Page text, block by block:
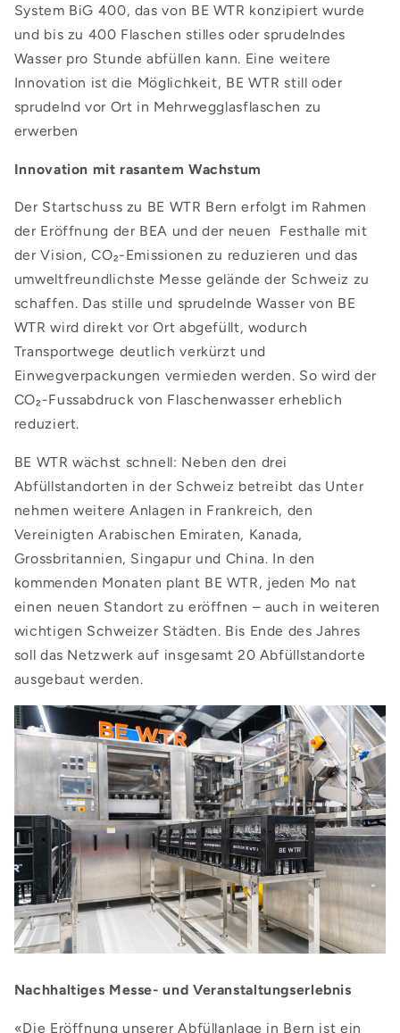
System BiG 400, das von BE WTR konzipiert wurde
und bis zu 400 Flaschen stilles oder sprudelndes
Wasser pro Stunde abfüllen kann. Eine weitere
Innovation ist die Möglichkeit, BE WTR still oder
sprudelnd vor Ort in Mehrwegglasflaschen zu
erwerben
Innovation mit rasantem Wachstum
Der Startschuss zu BE WTR Bern erfolgt im Rahmen
der Eröffnung der BEA und der neuen Festhalle mit
der Vision, CO₂-Emissionen zu reduzieren und das
umweltfreundlichste Messe gelände der Schweiz zu
schaffen. Das stille und sprudelnde Wasser von BE
WTR wird direkt vor Ort abgefüllt, wodurch
Transportwege deutlich verkürzt und
Einwegverpackungen vermieden werden. So wird der
CO₂-Fussabdruck von Flaschenwasser erheblich
reduziert.
BE WTR wächst schnell: Neben den drei
Abfüllstandorten in der Schweiz betreibt das Unter
nehmen weitere Anlagen in Frankreich, den
Vereinigten Arabischen Emiraten, Kanada,
Grossbritannien, Singapur und China. In den
kommenden Monaten plant BE WTR, jeden Mo nat
einen neuen Standort zu eröffnen – auch in weiteren
wichtigen Schweizer Städten. Bis Ende des Jahres
soll das Netzwerk auf insgesamt 20 Abfüllstandorte
ausgebaut werden.
Nachhaltiges Messe- und Veranstaltungserlebnis
«Die Eröffnung unserer Abfüllanlage in Bern ist ein